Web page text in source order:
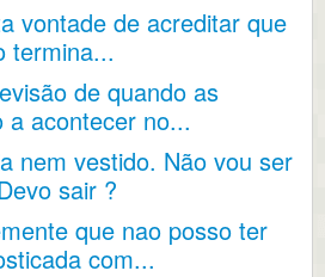
vontade de acreditar que
termina...
de quando as
a acontecer no...
nem vestido. Não vou ser
sair ?
que nao posso ter
com...